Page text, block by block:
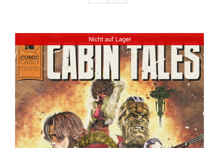
Nicht auf Lager